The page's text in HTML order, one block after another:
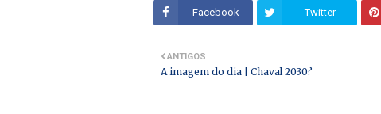
Facebook Twitter
ANTIGOS
A imagem do dia | Chaval 2030?